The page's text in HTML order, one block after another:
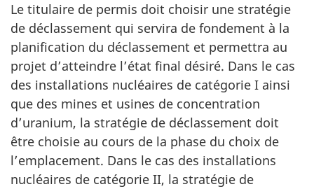
Le titulaire de permis doit choisir une stratégie
de déclassement qui servira de fondement à la
planification du déclassement et permettra au
projet d’atteindre l’état final désiré. Dans le cas
des installations nucléaires de catégorie I ainsi
que des mines et usines de concentration
d’uranium, la stratégie de déclassement doit
être choisie au cours de la phase du choix de
l’emplacement. Dans le cas des installations
nucléaires de catégorie II, la stratégie de